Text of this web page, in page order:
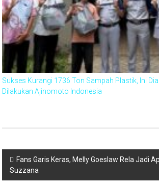
Sukses Kurangi 1736 Ton Sampah Plastik, Ini
Dilakukan Ajinomoto Indonesia
Post
navigation
Fans Garis Keras, Melly Goeslaw Rela Jadi
Suzzana